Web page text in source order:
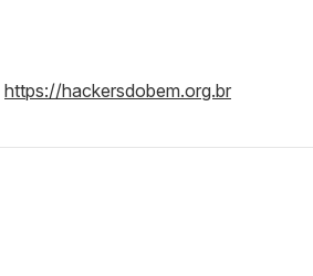
https://hackersdobem.org.br